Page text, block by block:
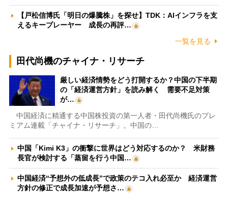
【戸松信博氏「明日の爆騰株」を探せ】TDK：AIインフラを支
えるキープレーヤー 成長の再評…
一覧を見る
田代尚機のチャイナ・リサーチ
厳しい経済情勢をどう打開するか？中国の下半期
の「経済運営方針」を読み解く 需要不足対策
が…
中国経済に精通する中国株投資の第一人者・田代尚機氏のプレ
ミアム連載「チャイナ・リサーチ」。中国の…
中国「Kimi K3」の衝撃に世界はどう対応するのか？ 米財務
長官が検討する「蒸留を行う中国…
中国経済“予想外の低成長”で政策のテコ入れ必至か 経済運営
方針の修正で成長加速が予想さ…